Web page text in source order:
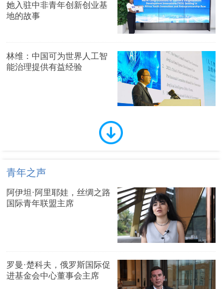
她入驻中非青年创新创业基
地的故事
林维：中国可为世界人工智
能治理提供有益经验
青年之声
阿伊坦·阿里耶娃，丝绸之路
国际青年联盟主席
罗曼·楚科夫，俄罗斯国际促
进基金会中心董事会主席